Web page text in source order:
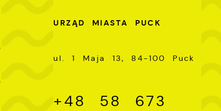
URZĄD MIASTA PUCK
ul. 1 Maja 13, 84-100 Puck
+48 58 673